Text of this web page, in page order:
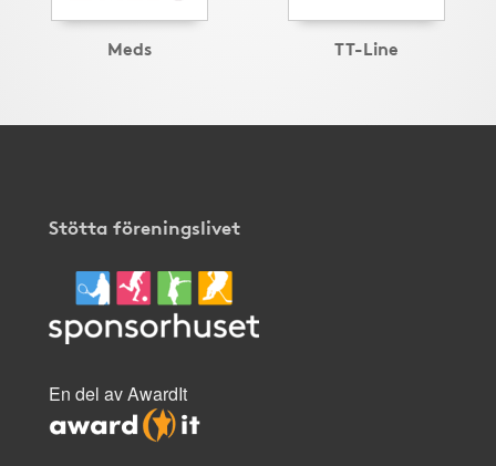
Meds TT-Line
Stötta föreningslivet
En del av AwardIt